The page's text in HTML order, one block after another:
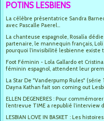
POTINS LESBIENS
La célèbre présentatrice Sandra
avec Pascalle Paerel...
La chanteuse espagnole, Rosalía
partenaire, le mannequin français, Loli
pourquoi l’invisibilité lesbienne existe
Foot Féminin - Lola Gallardo et
féminin espagnol, attendent leur
La Star De "Vanderpump Rules"
Dayna Kathan fait son coming out
ELLEN DEGENERES : Pour
l’entrevue TIME a republié l’interview
LESBIAN LOVE IN BASKET : Les